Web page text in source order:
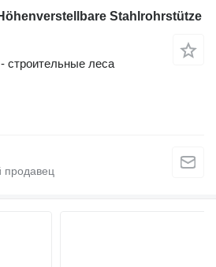
Stahlrohrstütze
строительные леса